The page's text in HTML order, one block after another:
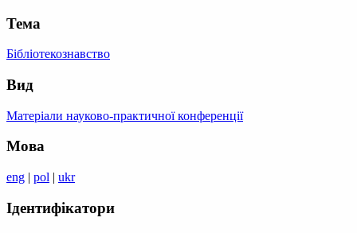
Тема
Бібліотекознавство
Вид
Матеріали науково-практичної конференції
Мова
eng | pol | ukr
Ідентифікатори